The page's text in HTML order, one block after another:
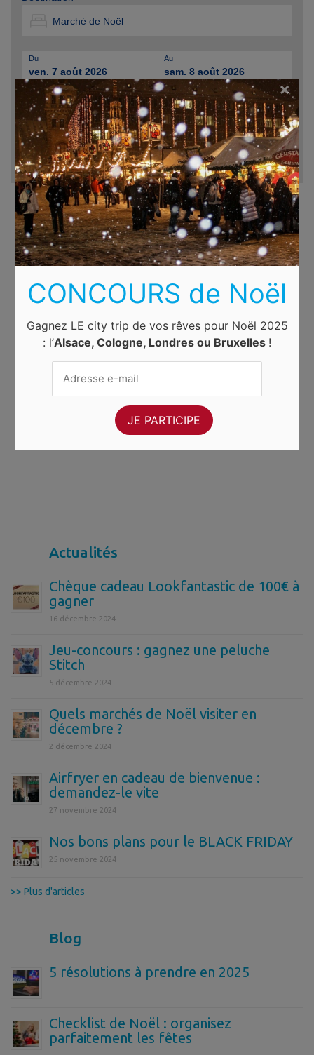
Du
ven. 7 août 2026
Au
sam. 8 août 2026
Actualités
Chèque cadeau Lookfantastic de 100€ à
gagner
16 décembre 2024
Jeu-concours : gagnez une peluche
Stitch
5 décembre 2024
Quels marchés de Noël visiter en
décembre ?
2 décembre 2024
Airfryer en cadeau de bienvenue :
demandez-le vite
27 novembre 2024
Nos bons plans pour le BLACK FRIDAY
25 novembre 2024
>> Plus d'articles
Blog
5 résolutions à prendre en 2025
Checklist de Noël : organisez
parfaitement les fêtes
CONCOURS de Noël
Gagnez LE city trip de vos rêves pour Noël 2025
: l’Alsace, Cologne, Londres ou Bruxelles !
×